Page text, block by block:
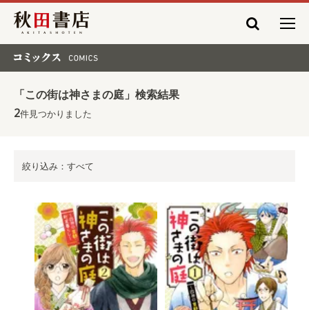
秋田書店
「この街は神さまの庭」検索結果
2件見つかりました
絞り込み：すべて